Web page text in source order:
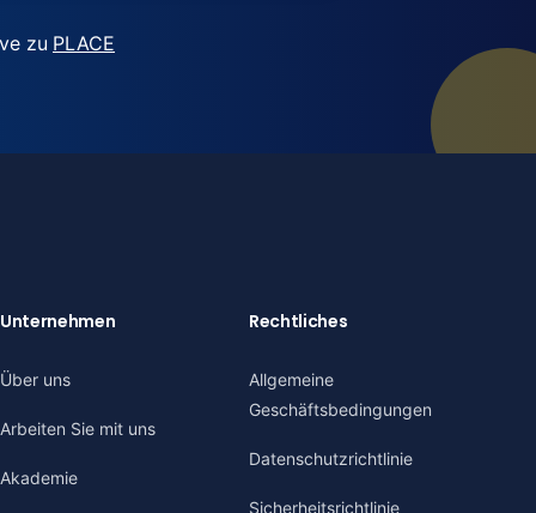
zu PLACE
Unternehmen
Über uns
Arbeiten Sie mit uns
Akademie
Rechtliches
Allgemeine
Geschäftsbedingungen
Datenschutzrichtlinie
Sicherheitsrichtlinie